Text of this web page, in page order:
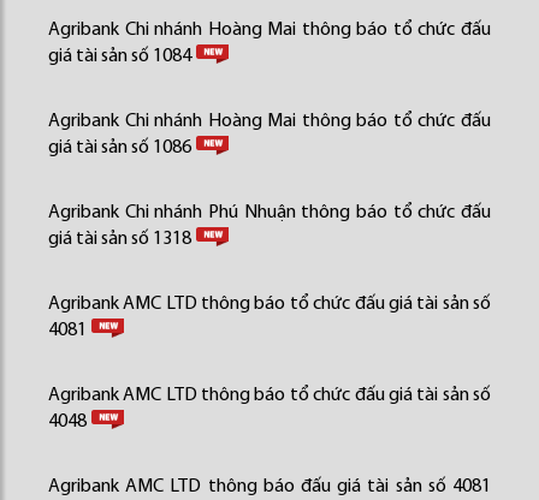
Agribank Chi nhánh Hoàng Mai thông báo tổ chức đấu
giá tài sản số 1084
Agribank Chi nhánh Hoàng Mai thông báo tổ chức đấu
giá tài sản số 1086
Agribank Chi nhánh Phú Nhuận thông báo tổ chức đấu
giá tài sản số 1318
Agribank AMC LTD thông báo tổ chức đấu giá tài sản số
4081
Agribank AMC LTD thông báo tổ chức đấu giá tài sản số
4048
Agribank AMC LTD thông báo đấu giá tài sản số 4081